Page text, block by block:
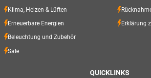
Klima, Heizen & Lüften
Erneuerbare Energien
Beleuchtung und Zubehör
Sale
Erklärung
QUICKLINKS